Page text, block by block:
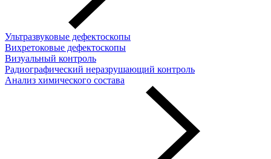
Ультразвуковые дефектоскопы
Вихретоковые дефектоскопы
Визуальный контроль
Радиографический неразрушающий контроль
Анализ химического состава